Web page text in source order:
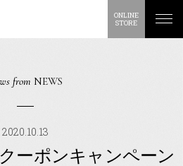
ONLINE
STORE
from NEWS
2020.10.13
ーポンキャンペーン